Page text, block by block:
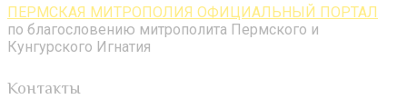
ПЕРМСКАЯ МИТРОПОЛИЯ ОФИЦИАЛЬНЫЙ ПОРТАЛ
по благословению митрополита Пермского и
Кунгурского Игнатия
Контакты